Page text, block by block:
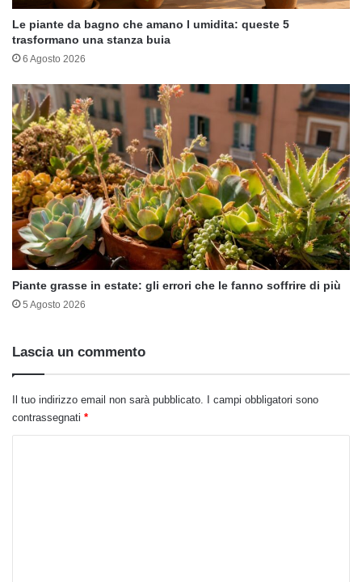
Le piante da bagno che amano l umidita: queste 5
trasformano una stanza buia
6 Agosto 2026
Piante grasse in estate: gli errori che le fanno soffrire di più
5 Agosto 2026
Lascia un commento
Il tuo indirizzo email non sarà pubblicato.
I campi obbligatori sono
contrassegnati *